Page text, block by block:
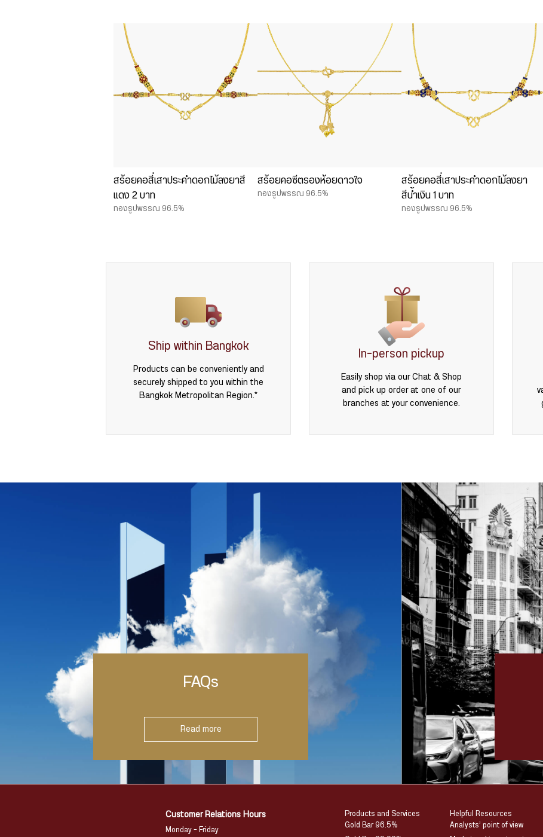
สร้อยคอสี่เสาประคำดอกไม้ลงยาสี
แดง 2 บาท
ทองรูปพรรณ 96.5%
สร้อยคอซีตรองห้อยดาวใจ
ทองรูปพรรณ 96.5%
สร้อยคอสี่เสาประคำดอกไม้ลงยา
สีน้ำเงิน 1 บาท
ทองรูปพรรณ 96.5%
Ship within Bangkok
Products can be conveniently and
securely shipped to you within the
Bangkok Metropolitan Region.*
In-person pickup
Easily shop via our Chat & Shop
and pick up order at one of our
branches at your convenience.
FAQs
Read more
Customer Relations Hours
Monday – Friday
Products and Services
Gold Bar 96.5%
Helpful Resources
Analysts’ point of view